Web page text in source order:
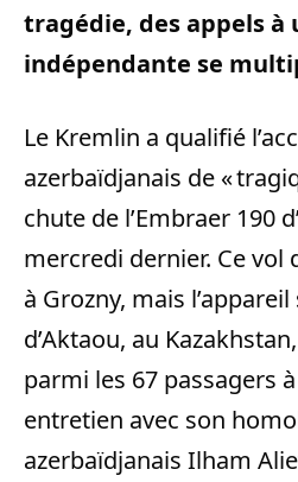
tragédie, des appels à
indépendante se
Le Kremlin a qualifié
azerbaïdjanais de «
chute de l’Embraer 190
mercredi dernier. Ce vol
à Grozny, mais l’appareil
d’Aktaou, au
parmi les 67 passagers
entretien avec son
azerbaïdjanais Ilham